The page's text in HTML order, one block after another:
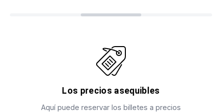
Los precios asequibles
Aquí puede reservar los billetes a precios